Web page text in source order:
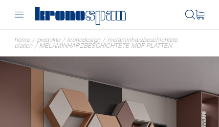
home / produkte / kronodesign / melaminharzbeschichtete
platten / MELAMINHARZBESCHICHTETE MDF PLATTEN